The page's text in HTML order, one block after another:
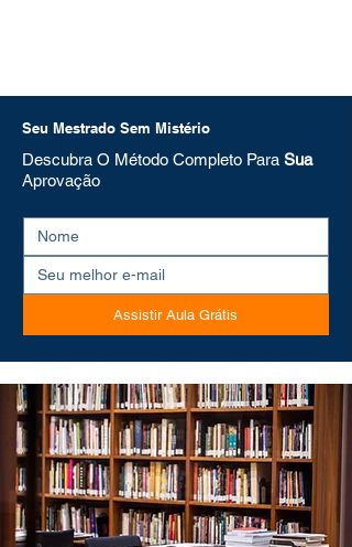
Seu Mestrado Sem Mistério
Descubra O Método Completo Para Sua
Aprovação
Assistir Aula Grátis